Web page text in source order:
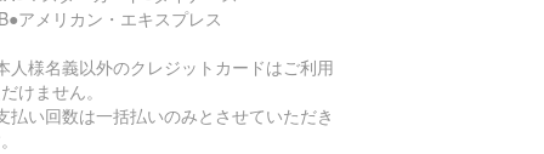
アメリカン・エキスプレス
人様名義以外のクレジットカードはご利用
けません。
払い回数は一括払いのみとさせていただき